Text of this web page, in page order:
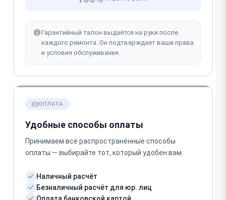
Гарантийный талон выдаётся на руки после
каждого ремонта. Он подтверждает ваши права
и условия обслуживания.
ОПЛАТА
Удобные способы оплаты
Принимаем все распространённые способы
оплаты — выбирайте тот, который удобен вам.
Наличный расчёт
Безналичный расчёт для юр. лиц